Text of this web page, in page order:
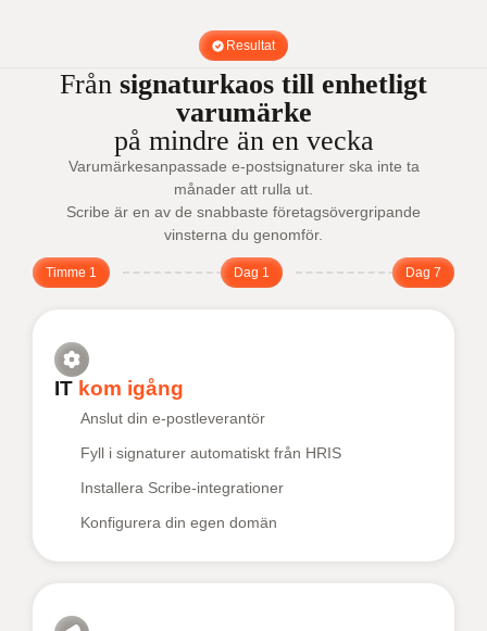
Resultat
Från signaturkaos till enhetligt
varumärke
på mindre än en vecka
Varumärkesanpassade e-postsignaturer ska inte ta
månader att rulla ut.
Scribe är en av de snabbaste företagsövergripande
vinsterna du genomför.
Timme 1 Dag 1 Dag 7
IT kom igång
Anslut din e-postleverantör
Fyll i signaturer automatiskt från HRIS
Installera Scribe-integrationer
Konfigurera din egen domän